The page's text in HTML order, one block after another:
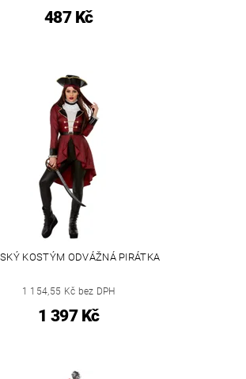
487 Kč
KOSTÝM ODVÁŽNÁ PIRÁTKA
1 154,55 Kč bez DPH
1 397 Kč